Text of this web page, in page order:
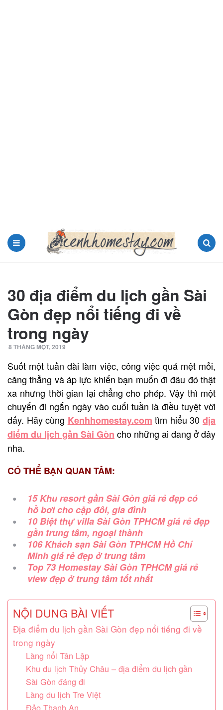
30 địa điểm du lịch gần Sài
Gòn đẹp nổi tiếng đi về
trong ngày
8 THÁNG MỘT, 2019
Suốt một tuần dài làm việc, công việc quá mệt mỏi,
căng thẳng và áp lực khiến bạn muốn đi đâu đó thật
xa nhưng thời gian lại chẳng cho phép. Vậy thì một
chuyến đi ngắn ngày vào cuối tuần là điều tuyệt vời
đấy. Hãy cùng Kenhhomestay.com tìm hiểu 30địa
điểm du lịch gần Sài Gòn cho những ai đang ở đây
nha.
CÓ THỂ BẠN QUAN TÂM:
15 Khu resort gần Sài Gòn giá rẻ đẹp có
hồ bơi cho cặp đôi, gia đình
10 Biệt thự villa Sài Gòn TPHCM giá rẻ đẹp
gần trung tâm, ngoại thành
106 Khách sạn Sài Gòn TPHCM Hồ Chí
Minh giá rẻ đẹp ở trung tâm
Top 73 Homestay Sài Gòn TPHCM giá rẻ
view đẹp ở trung tâm tốt nhất
NỘI DUNG BÀI VIẾT
Địa điểm du lịch gần Sài Gòn đẹp nổi tiếng đi về
trong ngày
Làng nổi Tân Lập
Khu du lịch Thủy Châu – địa điểm du lịch gần
Sài Gòn đáng đi
Làng du lịch Tre Việt
Đảo Thạnh An